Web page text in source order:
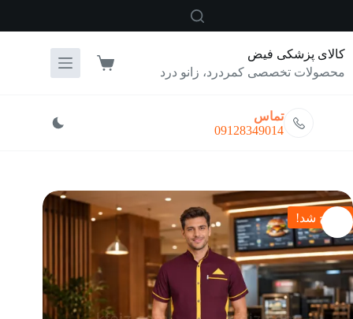
کالای پزشکی فیض
محصولات تخصصی کمردرد، زانو درد
سبد
تماس
09128349014
حراج شد!